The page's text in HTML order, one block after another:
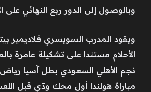
وبالوصول إلى الدور ربع النهائي على
ويقود المدرب السويسري فلاديمير
الأحلام مستندا على تشكيلة عامرة
نجم الأهلي السعودي بطل آسيا
مباراة هولندا أول محك ودّي قبل